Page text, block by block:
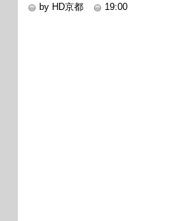
by HD京都 19:00